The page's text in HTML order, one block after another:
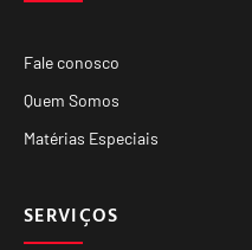
Fale conosco
Quem Somos
Matérias Especiais
SERVIÇOS